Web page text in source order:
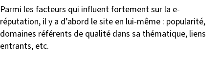
Parmi les facteurs qui influent fortement sur la e-
réputation, il y a d’abord le site en lui-même : popularité,
domaines référents de qualité dans sa thématique, liens
entrants, etc.